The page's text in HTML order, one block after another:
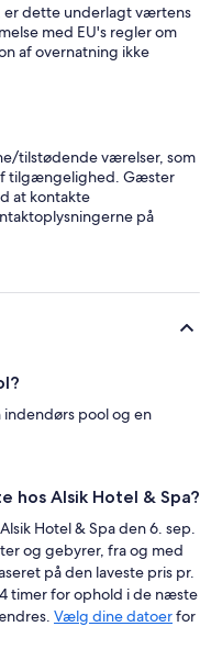
er dette underlagt værtens
med EU's regler om
af overnatning ikke
tilstødende værelser, som
tilgængelighed. Gæster
at kontakte
på
pool og en
hos Alsik Hotel & Spa?
Hotel & Spa den 6. sep.
og gebyrer, fra og med
på den laveste pris pr.
timer for ophold i de næste
Vælg dine datoerfor